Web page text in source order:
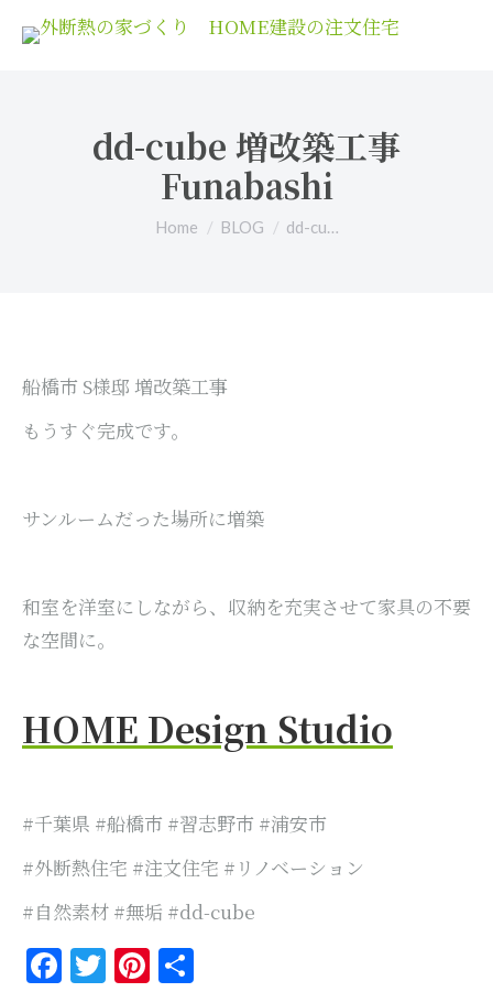
dd-cube 増改築工事
Funabashi
You are here:
Home BLOG dd-cu…
船橋市 S様邸 増改築工事
もうすぐ完成です。
サンルームだった場所に増築
和室を洋室にしながら、収納を充実させて家具の不要
な空間に。
HOME Design Studio
#千葉県 #船橋市 #習志野市 #浦安市
#外断熱住宅 #注文住宅 #リノベーション
#自然素材 #無垢 #dd-cube
Facebook
Twitter
Pinterest